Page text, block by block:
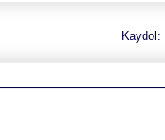
Kaydol: